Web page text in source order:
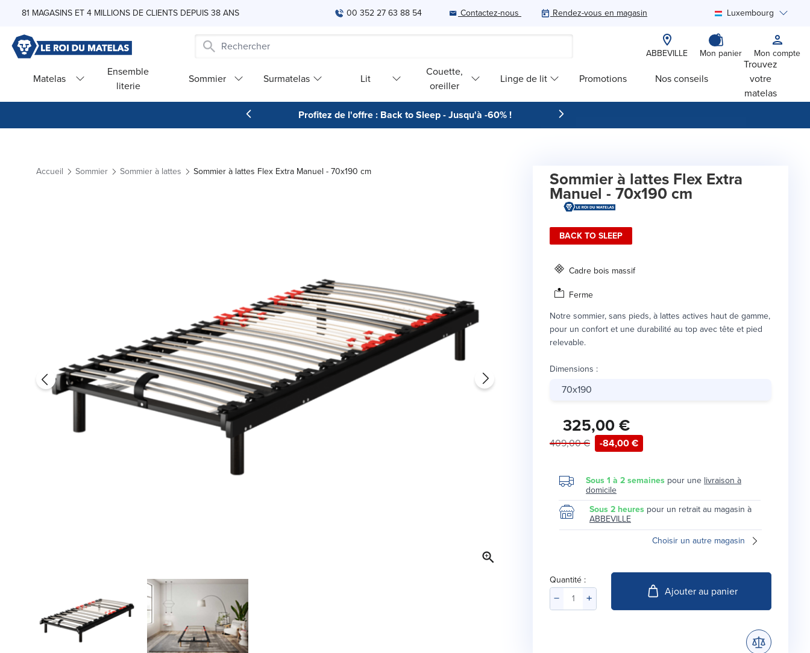
Skip to Content
81 MAGASINS ET 4 MILLIONS DE CLIENTS DEPUIS 38 ANS 00 352 27 63 88 54 Contactez-nous Rendez-vous en magasin Luxembourg
ABBEVILLE Mon panier Mon compte
Matelas
Ensemble
literie
Sommier Surmatelas Lit
Couette,
oreiller
Linge de lit Promotions Nos conseils
Trouvez
votre
matelas
Profitez de l'offre : Back to Sleep - Jusqu'à -60% !
Accueil Sommier Sommier à lattes Sommier à lattes Flex Extra Manuel - 70x190 cm Sommier à lattes Flex Extra
Manuel - 70x190 cm
BACK TO SLEEP
Cadre bois massif
Ferme
Notre sommier, sans pieds, à lattes actives haut de gamme,
pour un confort et une durabilité au top avec tête et pied
relevable.
Dimensions :
70x190
325,00 €
409,00 € -84,00 €
Sous 1 à 2 semaines pour unelivraison à
domicile
Sous 2 heures pour un retrait au magasin à
ABBEVILLE
Choisir un autre magasin
Quantité :
Ajouter au panier